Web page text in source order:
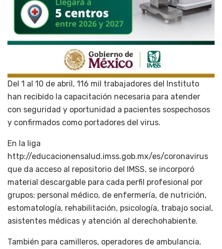
Del 1 al 10 de abril, 116 mil trabajadores del Instituto
han recibido la capacitación necesaria para atender
con seguridad y oportunidad a pacientes sospechosos
y confirmados como portadores del virus.
En la liga
http://educacionensalud.imss.gob.mx/es/coronavirus
que da acceso al repositorio del IMSS, se incorporó
material descargable para cada perfil profesional por
grupos: personal médico, de enfermería, de nutrición,
estomatología, rehabilitación, psicología, trabajo social,
asistentes médicas y atención al derechohabiente.
También para camilleros, operadores de ambulancia,